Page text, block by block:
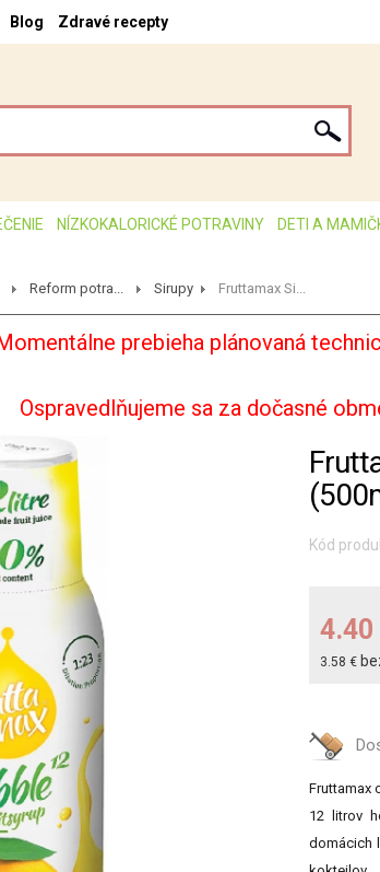
Blog Zdravé recepty
NÍZKOKALORICKÉ POTRAVINY DETI A
Reform potra... Sirupy Fruttamax Si...
prebieha plánovaná
Ospravedlňujeme sa za dočasné
Kód
4.40
3.58 €
Fruttamax
12 litrov
domácich